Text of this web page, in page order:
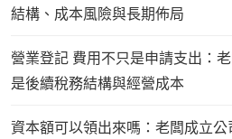
結構、成本風險與長期佈局
營業登記 費用不只是申請支出：
是後續稅務結構與經營成本
資本額可以領出來嗎：老闆成立